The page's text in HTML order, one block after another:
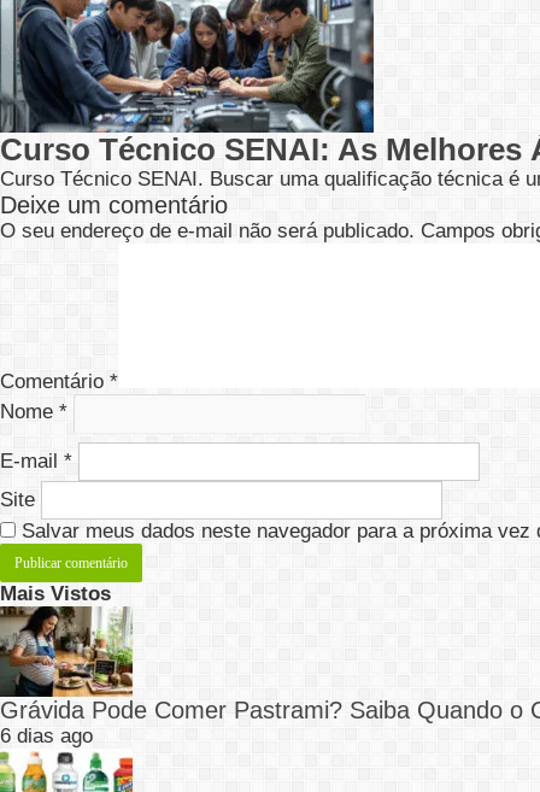
Curso Técnico SENAI: As Melhores
Curso Técnico SENAI. Buscar uma qualificação técnica é
Deixe um comentário
O seu endereço de e-mail não será publicado. Campos
Comentário *
Nome *
E-mail *
Site
Salvar meus dados neste navegador para a próxima vez
Mais Vistos
Grávida Pode Comer Pastrami? Saiba Quando o
6 dias ago